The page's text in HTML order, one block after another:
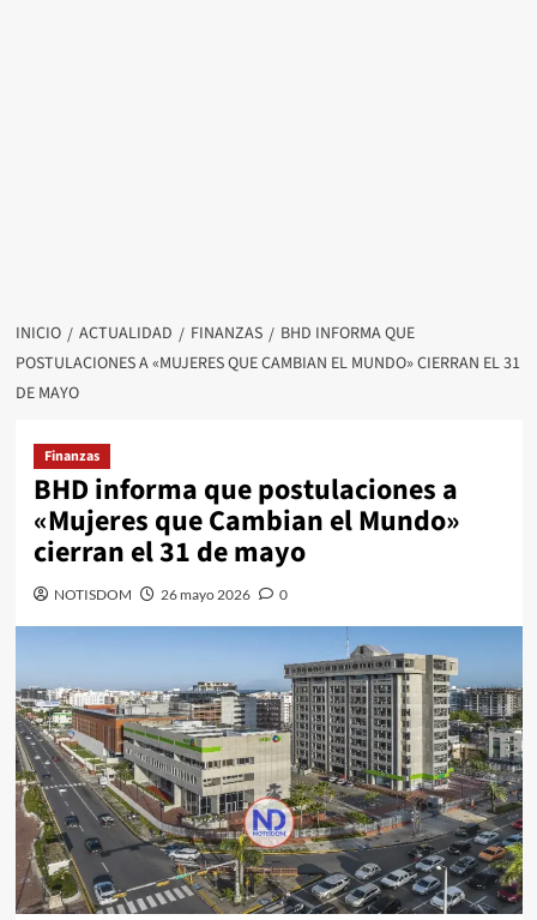
INICIO ACTUALIDAD FINANZAS
BHD INFORMA QUE
POSTULACIONES A «MUJERES QUE CAMBIAN EL MUNDO» CIERRAN EL 31
DE MAYO
Finanzas
BHD informa que postulaciones a
«Mujeres que Cambian el Mundo»
cierran el 31 de mayo
NOTISDOM 26 mayo 2026 0